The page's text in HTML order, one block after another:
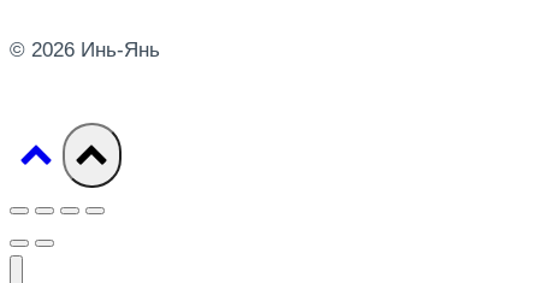
© 2026 Инь-Янь